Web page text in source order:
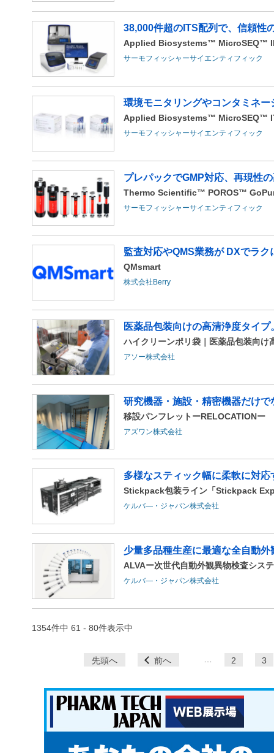
38,000件超のITS配列で、信頼性
Applied Biosystems™ MicroSEQ™
サーモフィッシャーサイエンティフィック
環境モニタリングやコンタミネ
Applied Biosystems™ MicroSEQ™
サーモフィッシャーサイエンティフィック
プレパックでGMP対応、再現性
Thermo Scientific™ POROS™
サーモフィッシャーサイエンティフィック
監査対応やQMS業務が DXでラク
QMsmart
株式会社Berry
医薬品包装向けの高清浄度タイ
ハイクリーンポリ袋｜医薬品包装向け
アソー株式会社
研究機器・施設・精密機器だけ
移設パンフレットーRELOCATIONー
アズワン株式会社
多様なスティック幅に柔軟に対
Stickpack包装ライン「Stickpack
ケルバ―・ジャパン株式会社
少量多品種生産に最適な全自動
ALVAー次世代自動外観異物検査シス
ケルバ―・ジャパン株式会社
1354件中 61 - 80件表示中
先頭へ 前へ 2 3